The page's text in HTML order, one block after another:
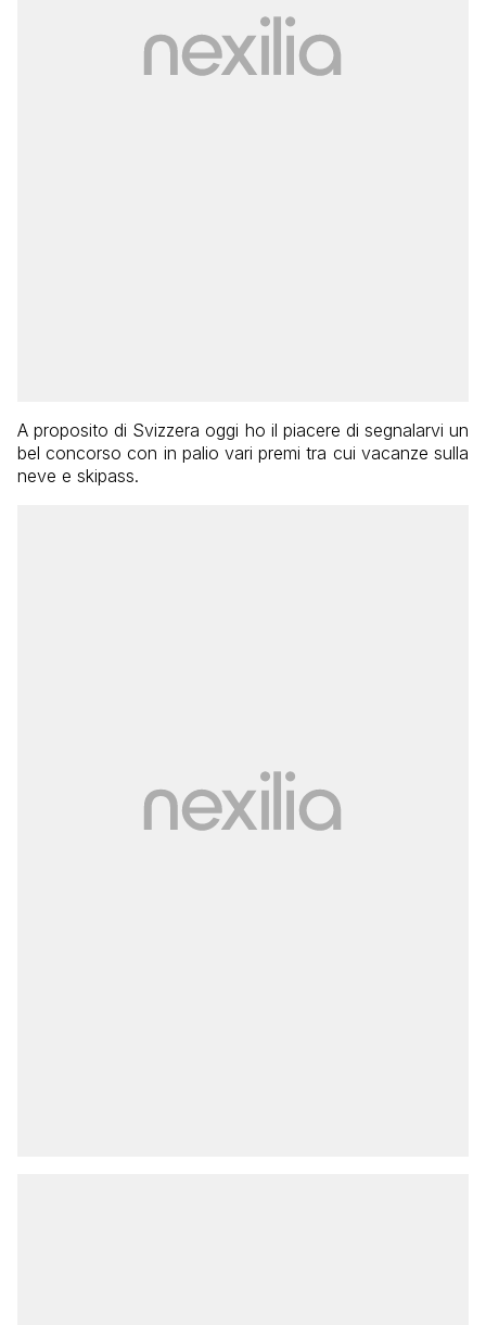
A proposito di Svizzera oggi ho il piacere di segnalarvi un
bel concorso con in palio vari premi tra cui vacanze sulla
neve e skipass.